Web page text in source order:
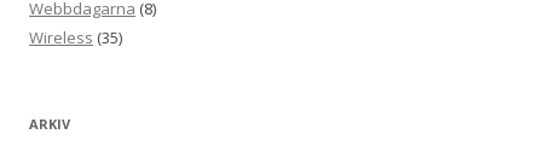
Webbdagarna (8)
Wireless (35)
ARKIV